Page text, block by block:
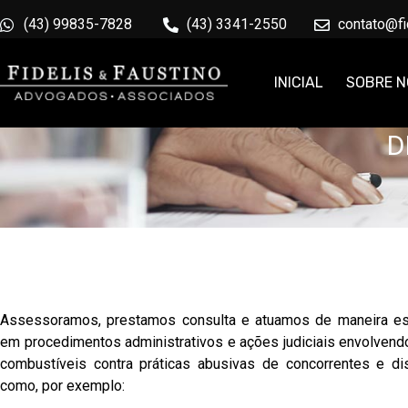
(43) 99835-7828 (43) 3341-2550
INICIAL SOBRE
Assessoramos, prestamos consulta e atuamos de maneira
em procedimentos administrativos e ações judiciais
combustíveis contra práticas abusivas de concorrentes e
como, por exemplo: